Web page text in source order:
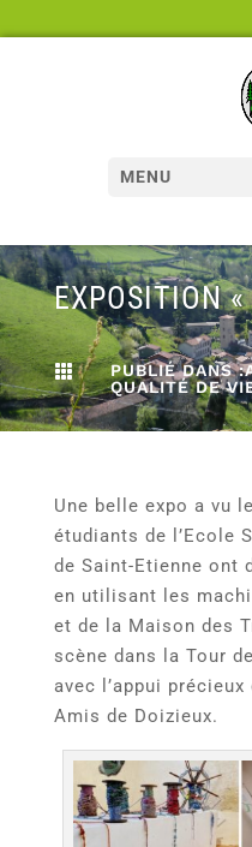
MENU
EXPOSITION
 PUBLIÉ DANS :
QUALITÉ DE
Une belle expo a vu
étudiants de l’Ecole
de Saint-Etienne ont
en utilisant les
et de la Maison des
scène dans la Tour
avec l’appui
Amis de Doizieux.